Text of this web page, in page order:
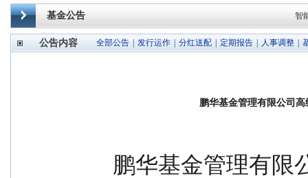
基金公告 智
公告内容 全部公告 发行运作 分红送配 定期报告 人事调整
鹏华基金管理有限公司
鹏华基金管理有